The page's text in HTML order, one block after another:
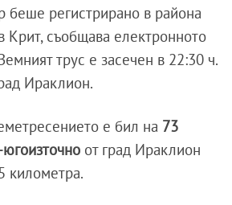
беше регистрирано в района
Крит, съобщава електронното
трус е засечен в 22:30 ч.
Ираклион.
е бил на 73
от град Ираклион
километра.